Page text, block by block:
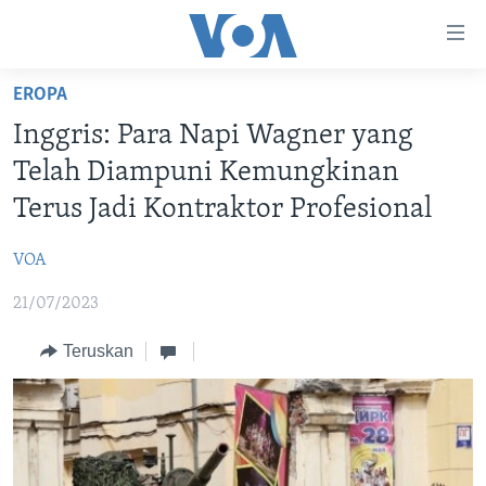
Akses
Lanjut
ke
Konten
Utama
ke
Utama
Lanjut
Pencarian
DUNIA
VIDEO
DAFTAR PROGRAM
IKUTI KAMI
EROPA
Inggris: Para Napi Wagner yang
Telah Diampuni Kemungkinan
Terus Jadi Kontraktor Profesional
VOA
21/07/2023
Teruskan